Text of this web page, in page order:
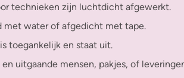
technieken zijn luchtdicht afgewerkt.
met water of afgedicht met tape.
toegankelijk en staat uit.
uitgaande mensen, pakjes, of